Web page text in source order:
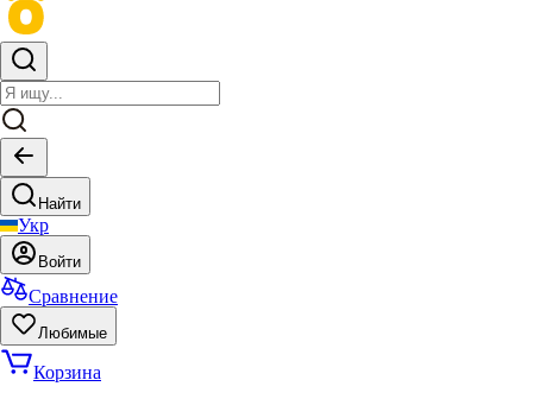
Найти
Укр
Войти
Сравнение
Любимые
Корзина